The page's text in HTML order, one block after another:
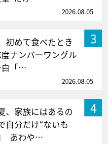
2026.08.05
3
初めて食べたとき
ナンバーワングル
白「…
2026.08.05
4
、家族にはあるの
自分だけ“ないも
あわや…